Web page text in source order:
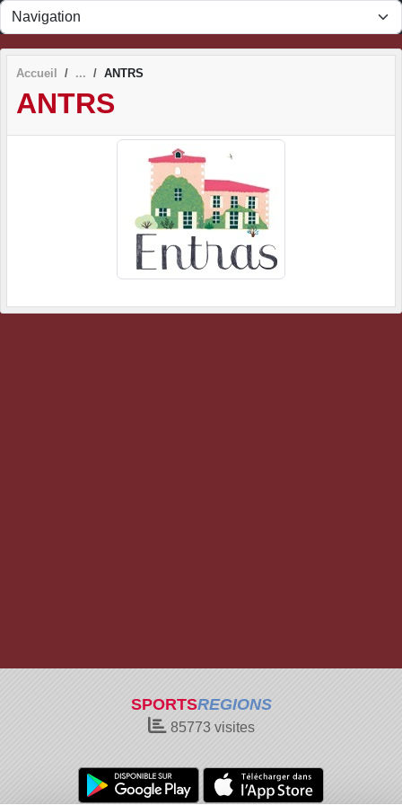
Accueil ANTRS
ANTRS
SPORTSREGIONS
85773visites
Panneau de gestion des cookies